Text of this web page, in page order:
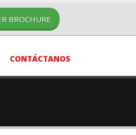
BROCHURE
CONTÁCTANOS